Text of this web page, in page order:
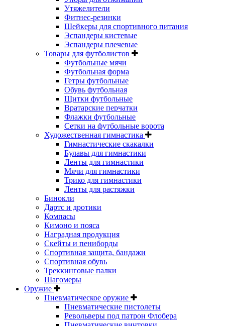
Утяжелители
Фитнес-резинки
Шейкеры для спортивного питания
Эспандеры кистевые
Эспандеры плечевые
Товары для футболистов
Футбольные мячи
Футбольная форма
Гетры футбольные
Обувь футбольная
Щитки футбольные
Вратарские перчатки
Флажки футбольные
Сетки на футбольные ворота
Художественная гимнастика
Гимнастические скакалки
Булавы для гимнастики
Ленты для гимнастики
Мячи для гимнастики
Трико для гимнастики
Ленты для растяжки
Бинокли
Дартс и дротики
Компасы
Кимоно и пояса
Наградная продукция
Скейты и пениборды
Спортивная защита, бандажи
Спортивная обувь
Треккинговые палки
Шагомеры
Оружие
Пневматическое оружие
Пневматические пистолеты
Револьверы под патрон Флобера